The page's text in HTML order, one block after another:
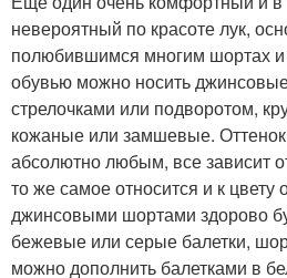
невероятный по красоте лук,
полюбившимся многим шортах и
обувью можно носить
стрелочками или подворотом,
кожаные или замшевые.
абсолютно любым, все зависит
то же самое относится и к
джинсовыми шортами здорово
бежевые или серые балетки,
можно дополнить балетками в